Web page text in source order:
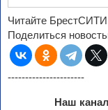
Читайте
Поделиться
----------------------
Наш